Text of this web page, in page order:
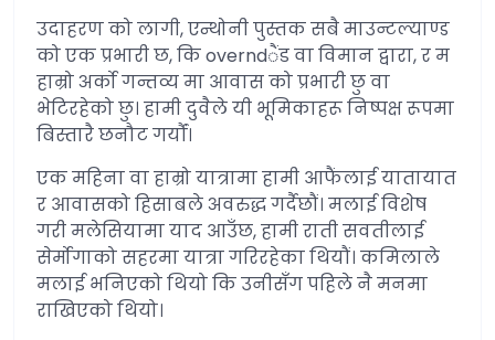
उदाहरण को लागी, एन्थोनी पुस्तक सबै माउन्टल्याण्ड
को एक प्रभारी छ, कि overndैंड वा विमान द्वारा, र म
हाम्रो अर्को गन्तव्य मा आवास को प्रभारी छु वा
भेटिरहेको छु। हामी दुवैले यी भूमिकाहरू निष्पक्ष रूपमा
बिस्तारै छनौट गर्यौं।
एक महिना वा हाम्रो यात्रामा हामी आफैंलाई यातायात
र आवासको हिसाबले अवरुद्ध गर्दैछौं। मलाई विशेष
गरी मलेसियामा याद आउँछ, हामी राती सवतीलाई
सेर्मोगाको सहरमा यात्रा गरिरहेका थियौं। कमिलाले
मलाई भनिएको थियो कि उनीसँग पहिले नै मनमा
राखिएको थियो।